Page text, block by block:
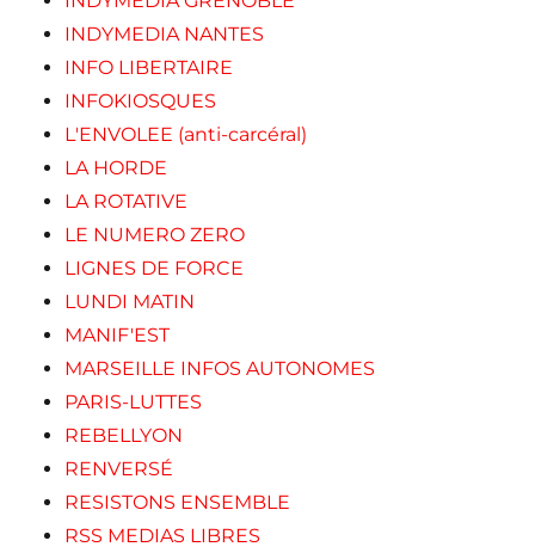
INDYMEDIA NANTES
INFO LIBERTAIRE
INFOKIOSQUES
L'ENVOLEE (anti-carcéral)
LA HORDE
LA ROTATIVE
LE NUMERO ZERO
LIGNES DE FORCE
LUNDI MATIN
MANIF'EST
MARSEILLE INFOS AUTONOMES
PARIS-LUTTES
REBELLYON
RENVERSÉ
RESISTONS ENSEMBLE
RSS MEDIAS LIBRES